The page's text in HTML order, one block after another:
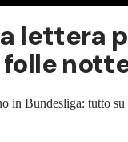
lettera
in Bundesliga: tutto